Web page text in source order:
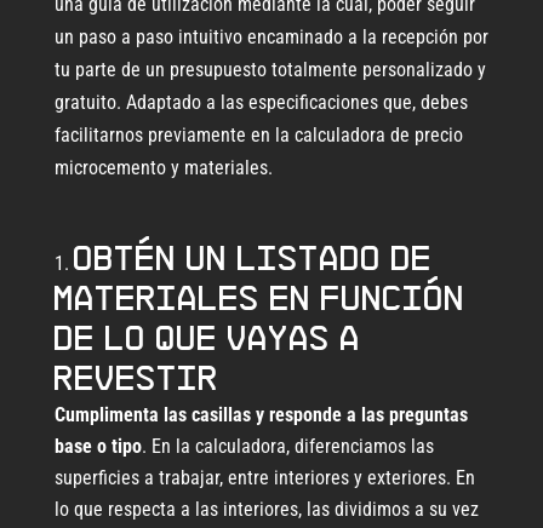
un paso a paso intuitivo encaminado a la recepción por
tu parte de un presupuesto totalmente personalizado y
gratuito. Adaptado a las especificaciones que, debes
facilitarnos previamente en la calculadora de precio
microcemento y materiales.
Obtén un listado de
materiales en función
de lo que vayas a
revestir
Cumplimenta las casillas y responde a las preguntas
base o tipo. En la calculadora, diferenciamos las
superficies a trabajar, entre interiores y exteriores. En
lo que respecta a las interiores, las dividimos a su vez